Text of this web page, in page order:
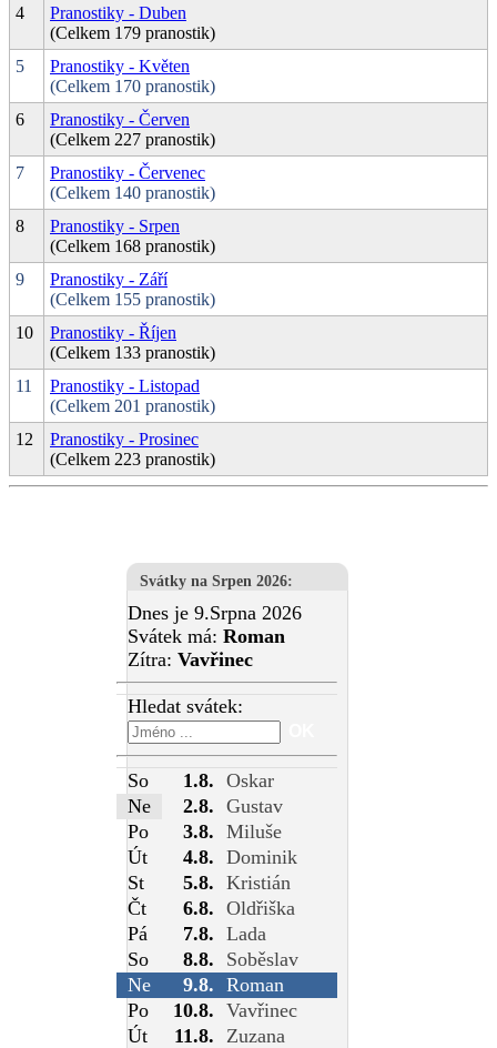
4
Pranostiky - Duben
(Celkem 179 pranostik)
5
Pranostiky - Květen
(Celkem 170 pranostik)
6
Pranostiky - Červen
(Celkem 227 pranostik)
7
Pranostiky - Červenec
(Celkem 140 pranostik)
8
Pranostiky - Srpen
(Celkem 168 pranostik)
9
Pranostiky - Září
(Celkem 155 pranostik)
10
Pranostiky - Říjen
(Celkem 133 pranostik)
11
Pranostiky - Listopad
(Celkem 201 pranostik)
12
Pranostiky - Prosinec
(Celkem 223 pranostik)
Svátky na Srpen 2026:
Dnes je 9.Srpna 2026
Svátek má: Roman
Zítra: Vavřinec
Hledat svátek:
So 1.8. Oskar
Ne
2.8. Gustav
Po
3.8. Miluše
Út
4.8. Dominik
St
5.8. Kristián
Čt
6.8. Oldřiška
Pá
7.8. Lada
So
8.8.
Soběslav
Ne
9.8. Roman
Po
10.8. Vavřinec
Út
11.8.
Zuzana